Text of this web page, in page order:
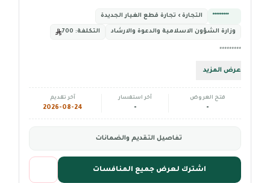
********* التجارة › تجارة قطع الغيار الجديدة
وزارة الشـؤون الاسلامية والدعوة والارشاد التكلفة:
*********
عرض المزيد
فتح العروض
-
آخر استفسار
-
آخر تقديم
2026-08-24
تفاصيل التقديم والضمانات
اشترك لعرض جميع المنافسات